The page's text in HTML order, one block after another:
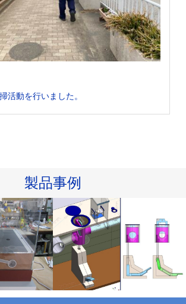
活動を行いました。
製品事例